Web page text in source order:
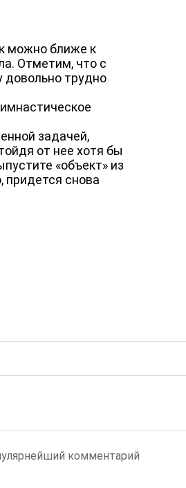
можно ближе к
Отметим, что с
довольно трудно
задачей,
от нее хотя бы
«объект» из
придется снова
комментарий